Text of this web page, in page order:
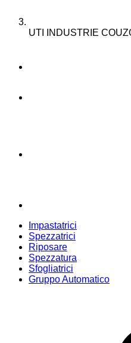
UTI INDUSTRIE
Impastatrici
Spezzatrici
Riposare
Spezzatura
Sfogliatrici
Gruppo Automatico